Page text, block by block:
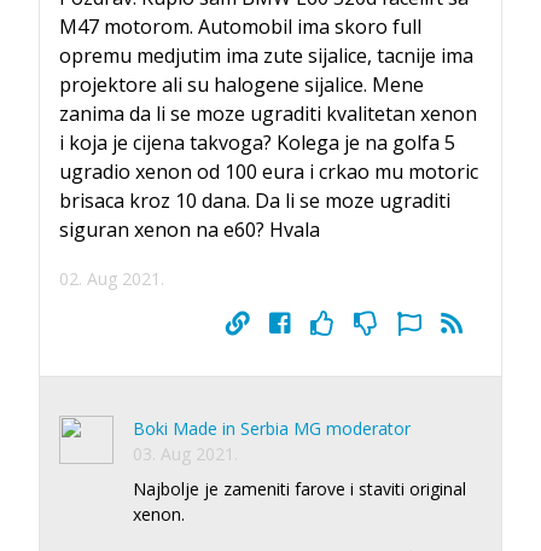
M47 motorom. Automobil ima skoro full
opremu medjutim ima zute sijalice, tacnije ima
projektore ali su halogene sijalice. Mene
zanima da li se moze ugraditi kvalitetan xenon
i koja je cijena takvoga? Kolega je na golfa 5
ugradio xenon od 100 eura i crkao mu motoric
brisaca kroz 10 dana. Da li se moze ugraditi
siguran xenon na e60? Hvala
02. Aug 2021.
Boki Made in Serbia MG moderator
03. Aug 2021.
Najbolje je zameniti farove i staviti original
xenon.